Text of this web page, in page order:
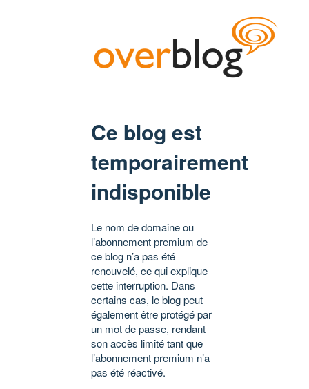
Ce blog est
temporairement
indisponible
Le nom de domaine ou
l’abonnement premium de
ce blog n’a pas été
renouvelé, ce qui explique
cette interruption. Dans
certains cas, le blog peut
également être protégé par
un mot de passe, rendant
son accès limité tant que
l’abonnement premium n’a
pas été réactivé.